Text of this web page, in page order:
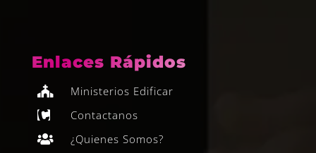
Enlaces Rápidos
 Ministerios Edificar
 Contactanos
 ¿Quienes Somos?